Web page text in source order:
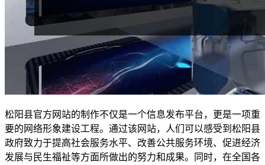
松阳县官方网站的制作不仅是一个信息发布平台，更是一项重
要的网络形象建设工程。通过该网站，人们可以感受到松阳县
政府致力于提高社会服务水平、改善公共服务环境、促进经济
发展与民生福祉等方面所做出的努力和成果。同时，在全国各